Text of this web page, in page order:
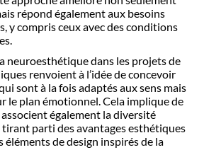
répond également aux besoins
y compris ceux avec des conditions
neuroesthétique dans les projets de
renvoient à l’idée de concevoir
sont à la fois adaptés aux sens mais
le plan émotionnel. Cela implique de
également la diversité
parti des avantages esthétiques
de design inspirés de la